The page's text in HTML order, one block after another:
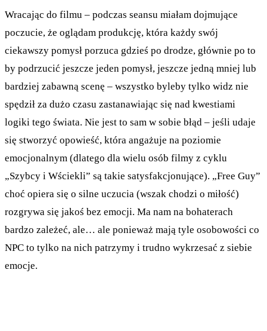
Wracając do filmu – podczas seansu miałam dojmujące
poczucie, że oglądam produkcję, która każdy swój
ciekawszy pomysł porzuca gdzieś po drodze, głównie po to
by podrzucić jeszcze jeden pomysł, jeszcze jedną mniej lub
bardziej zabawną scenę – wszystko byleby tylko widz nie
spędził za dużo czasu zastanawiając się nad kwestiami
logiki tego świata. Nie jest to sam w sobie błąd – jeśli udaje
się stworzyć opowieść, która angażuje na poziomie
emocjonalnym (dlatego dla wielu osób filmy z cyklu
„Szybcy i Wściekli” są takie satysfakcjonujące). „Free Guy”
choć opiera się o silne uczucia (wszak chodzi o miłość)
rozgrywa się jakoś bez emocji. Ma nam na bohaterach
bardzo zależeć, ale… ale ponieważ mają tyle osobowości co
NPC to tylko na nich patrzymy i trudno wykrzesać z siebie
emocje.